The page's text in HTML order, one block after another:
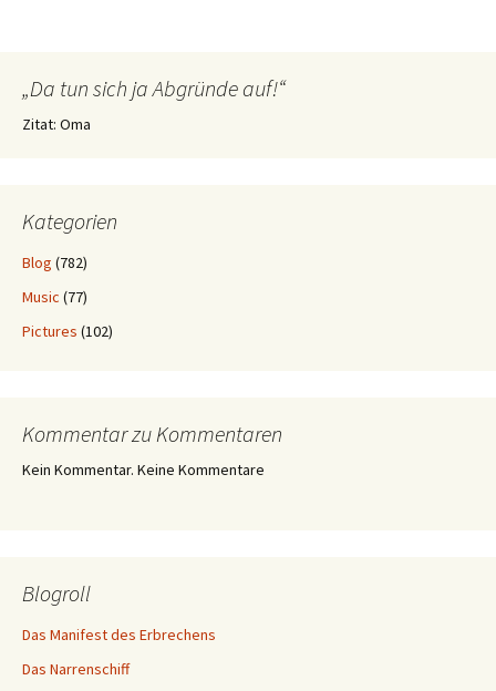
„Da tun sich ja Abgründe auf!“
Zitat: Oma
Kategorien
Blog (782)
Music (77)
Pictures (102)
Kommentar zu Kommentaren
Kein Kommentar. Keine Kommentare
Blogroll
Das Manifest des Erbrechens
Das Narrenschiff